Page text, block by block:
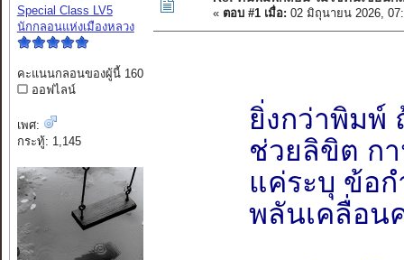
Special Class LV5
นักกลอนแห่งเมืองหลวง
คะแนนกลอนของผู้นี้ 160
ออฟไลน์
เพศ:
กระทู้: 1,145
« ตอบ #1 เมื่อ: 02 มิถุนายน 2026,
ยิ่งกว่าพิมพ์
ช่วยลิขิต ก
แค่ระบุ ข้อ
พลันเคลื่อน